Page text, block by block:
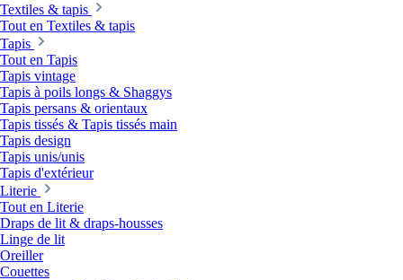
Textiles & tapis
Tout en Textiles & tapis
Tapis
Tout en Tapis
Tapis vintage
Tapis à poils longs & Shaggys
Tapis persans & orientaux
Tapis tissés & Tapis tissés main
Tapis design
Tapis unis/unis
Tapis d'extérieur
Literie
Tout en Literie
Draps de lit & draps-housses
Linge de lit
Oreiller
Couettes